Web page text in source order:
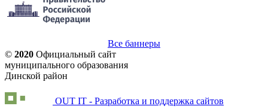
Все баннеры
© 2020 Официальный сайт
муниципального образования
Динской район
OUT IT - Разработка и поддержка сайтов